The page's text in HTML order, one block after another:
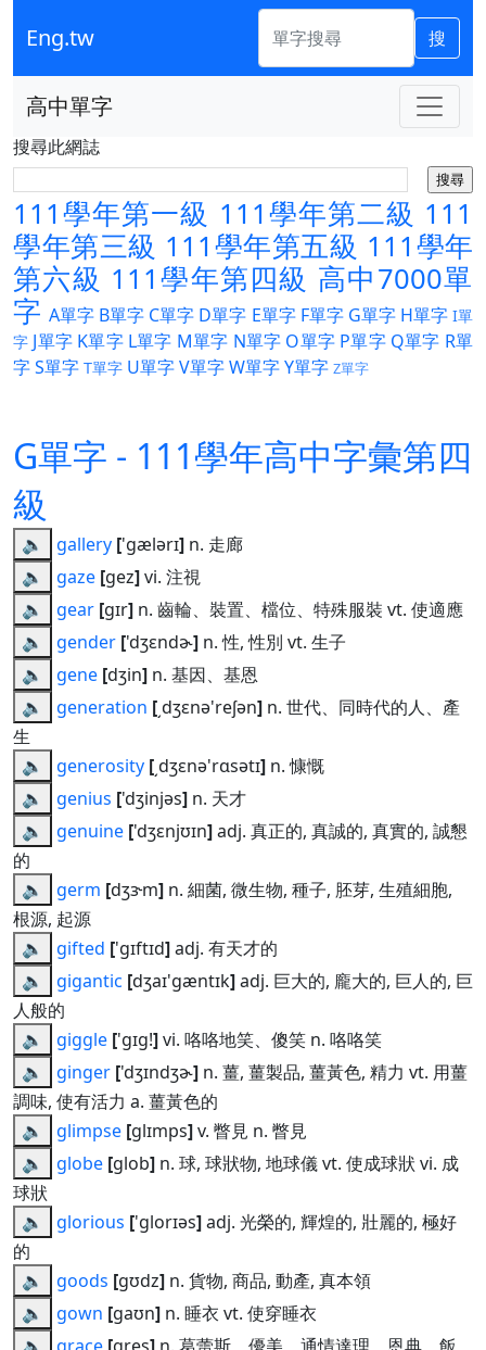
Eng.tw 搜
高中單字
搜尋此網誌
111學年第一級 111學年第二級 111
學年第三級 111學年第五級 111學年
第六級 111學年第四級 高中7000單
字 A單字 B單字 C單字 D單字 E單字 F單字 G單字 H單字 I單
字 J單字 K單字 L單字 M單字 N單字 O單字 P單字 Q單字 R單
字S單字 T單字 U單字V單字W單字Y單字 Z單字
G單字 - 111學年高中字彙第四
級
🔈 gallery ['gælərɪ] n. 走廊
🔈
gaze [gez]vi. 注視
🔈
gear [gɪr] n. 齒輪、裝置、檔位、特殊服裝 vt. 使適應
🔈
gender ['dʒɛndɚ] n. 性, 性別 vt. 生子
🔈
gene [dʒin] n. 基因、基恩
🔈
generation [͵dʒɛnə'reʃən] n. 世代、同時代的人、產
生
🔈
generosity [͵dʒɛnə'rɑsətɪ] n. 慷慨
🔈
genius ['dʒinjəs] n. 天才
🔈
genuine ['dʒɛnjʊɪn]adj. 真正的, 真誠的, 真實的, 誠懇
的
🔈
germ [dʒɝm] n. 細菌, 微生物, 種子, 胚芽, 生殖細胞,
根源, 起源
🔈
gifted ['gɪftɪd]adj. 有天才的
🔈
gigantic [dʒaɪ'gæntɪk]adj. 巨大的, 龐大的, 巨人的, 巨
人般的
🔈
giggle ['gɪg!]vi. 咯咯地笑、傻笑 n. 咯咯笑
🔈
ginger ['dʒɪndʒɚ] n. 薑, 薑製品, 薑黃色, 精力 vt. 用薑
調味, 使有活力 a. 薑黃色的
🔈
glimpse [glɪmps]v. 瞥見 n. 瞥見
🔈
globe [glob] n. 球, 球狀物, 地球儀 vt. 使成球狀 vi. 成
球狀
🔈
glorious ['glorɪəs]adj. 光榮的, 輝煌的, 壯麗的, 極好
的
🔈
goods [gʊdz] n. 貨物, 商品, 動產, 真本領
🔈
gown [gaʊn] n. 睡衣 vt. 使穿睡衣